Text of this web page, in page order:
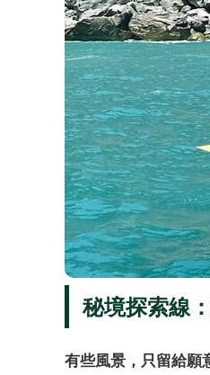
秘境探索線
有些風景，只留給願